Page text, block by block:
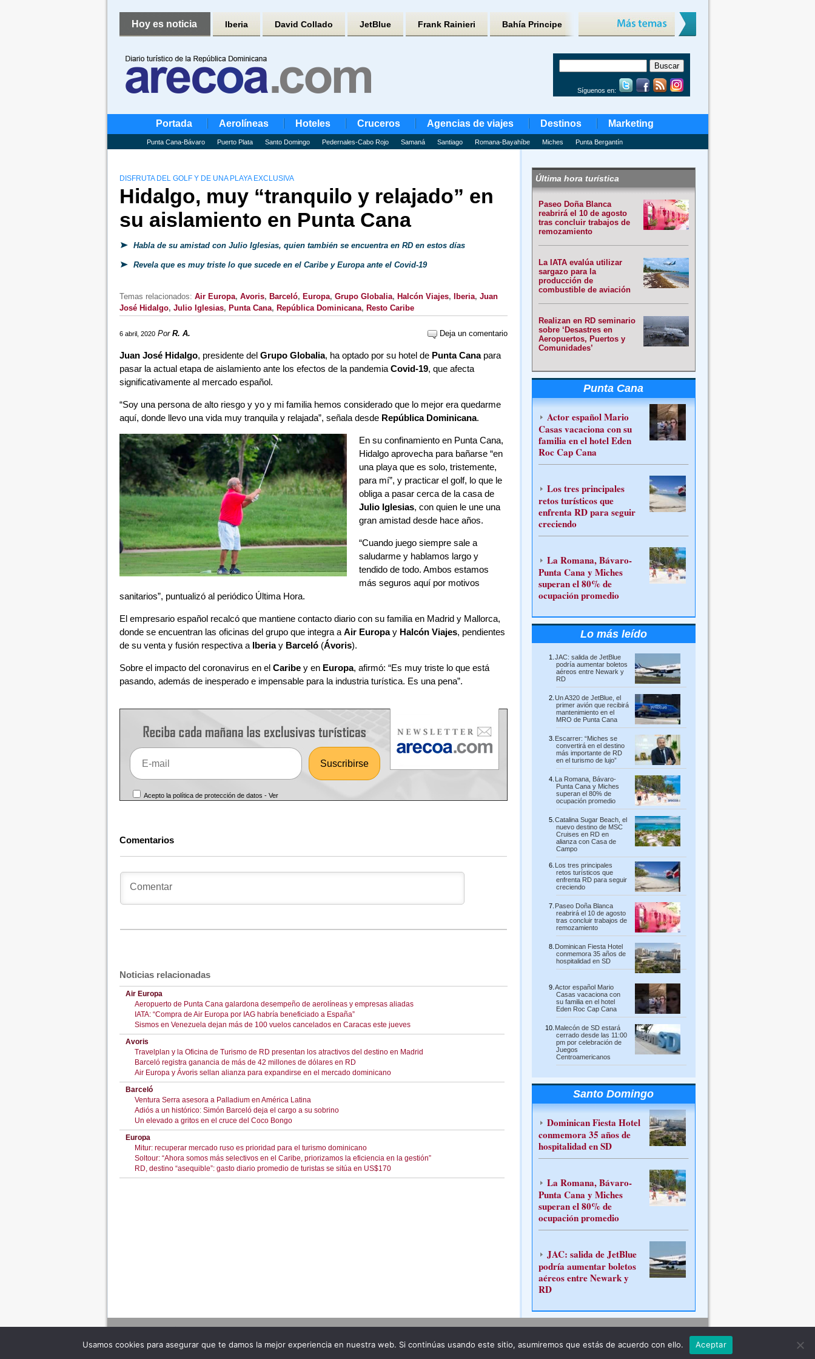
Hoy es noticia Iberia David Collado JetBlue Frank Rainieri Bahía Principe
Síguenos en:
Portada Aerolíneas Hoteles Cruceros Agencias de viajes Destinos Marketing
Punta Cana-Bávaro Puerto Plata Santo Domingo Pedernales-Cabo Rojo Samaná Santiago Romana-Bayahíbe Miches Punta Bergantín
DISFRUTA DEL GOLF Y DE UNA PLAYA EXCLUSIVA
Hidalgo, muy “tranquilo y relajado” en
su aislamiento en Punta Cana
Habla de su amistad con Julio Iglesias, quien también se encuentra en RD en estos días
Revela que es muy triste lo que sucede en el Caribe y Europa ante el Covid-19
Temas relacionados: Air Europa, Avoris, Barceló, Europa, Grupo Globalia, Halcón Viajes, Iberia, Juan
José Hidalgo, Julio Iglesias, Punta Cana, República Dominicana, Resto Caribe
6 abril, 2020 Por R. A. Deja un comentario
Juan José Hidalgo, presidente del Grupo Globalia, ha optado por su hotel de Punta Canapara
pasar la actual etapa de aislamiento ante los efectos de la pandemia Covid-19, que afecta
significativamente al mercado español.
“Soy una persona de alto riesgo y yo y mi familia hemos considerado que lo mejor era quedarme
aquí, donde llevo una vida muy tranquila y relajada”, señala desde República Dominicana.
En su confinamiento en Punta Cana,
Hidalgo aprovecha para bañarse “en
una playa que es solo, tristemente,
para mí”, y practicar el golf, lo que le
obliga a pasar cerca de la casa de
Julio Iglesias, con quien le une una
gran amistad desde hace años.
“Cuando juego siempre sale a
saludarme y hablamos largo y
tendido de todo. Ambos estamos
más seguros aquí por motivos
sanitarios”, puntualizó al periódico Última Hora.
El empresario español recalcó que mantiene contacto diario con su familia en Madrid y Mallorca,
donde se encuentran las oficinas del grupo que integra a Air EuropayHalcón Viajes, pendientes
de su venta y fusión respectiva a IberiayBarceló(Ávoris).
Sobre el impacto del coronavirus en el Caribe y enEuropa, afirmó: “Es muy triste lo que está
pasando, además de inesperado e impensable para la industria turística. Es una pena”.
Acepto la política de protección de datos -Ver
Comentarios
Noticias relacionadas
Air Europa
Aeropuerto de Punta Cana galardona desempeño de aerolíneas y empresas aliadas
IATA: “Compra de Air Europa por IAG habría beneficiado a España”
Sismos en Venezuela dejan más de 100 vuelos cancelados en Caracas este jueves
Avoris
Travelplan y la Oficina de Turismo de RD presentan los atractivos del destino en Madrid
Barceló registra ganancia de más de 42 millones de dólares en RD
Air Europa y Ávoris sellan alianza para expandirse en el mercado dominicano
Barceló
Ventura Serra asesora a Palladium en América Latina
Adiós a un histórico: Simón Barceló deja el cargo a su sobrino
Un elevado a gritos en el cruce del Coco Bongo
Europa
Mitur: recuperar mercado ruso es prioridad para el turismo dominicano
Soltour: “Ahora somos más selectivos en el Caribe, priorizamos la eficiencia en la gestión”
RD, destino “asequible”: gasto diario promedio de turistas se sitúa en US$170
Última hora turística
Paseo Doña Blanca
reabrirá el 10 de agosto
tras concluir trabajos de
remozamiento
La IATA evalúa utilizar
sargazo para la
producción de
combustible de aviación
Realizan en RD seminario
sobre ‘Desastres en
Aeropuertos, Puertos y
Comunidades’
Punta Cana
Actor español Mario
Casas vacaciona con su
familia en el hotel Eden
Roc Cap Cana
Los tres principales
retos turísticos que
enfrenta RD para seguir
creciendo
La Romana, Bávaro-
Punta Cana y Miches
superan el 80% de
ocupación promedio
Lo más leído
JAC: salida de JetBlue
podría aumentar boletos
aéreos entre Newark y
RD
Un A320 de JetBlue, el
primer avión que recibirá
mantenimiento en el
MRO de Punta Cana
Escarrer: “Miches se
convertirá en el destino
más importante de RD
en el turismo de lujo”
La Romana, Bávaro-
Punta Cana y Miches
superan el 80% de
ocupación promedio
Catalina Sugar Beach, el
nuevo destino de MSC
Cruises en RD en
alianza con Casa de
Campo
Los tres principales
retos turísticos que
enfrenta RD para seguir
creciendo
Paseo Doña Blanca
reabrirá el 10 de agosto
tras concluir trabajos de
remozamiento
Dominican Fiesta Hotel
conmemora 35 años de
hospitalidad en SD
Actor español Mario
Casas vacaciona con
su familia en el hotel
Eden Roc Cap Cana
Malecón de SD estará
cerrado desde las 11:00
pm por celebración de
Juegos
Centroamericanos
Santo Domingo
Dominican Fiesta Hotel
conmemora 35 años de
hospitalidad en SD
La Romana, Bávaro-
Punta Cana y Miches
superan el 80% de
ocupación promedio
JAC: salida de JetBlue
podría aumentar boletos
aéreos entre Newark y
RD
Usamos cookies para asegurar que te damos la mejor experiencia en nuestra web. Si continúas usando este sitio, asumiremos que estás de acuerdo con ello. Aceptar